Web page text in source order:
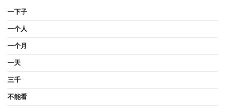
一下子
一个人
一个月
一天
三千
不能看